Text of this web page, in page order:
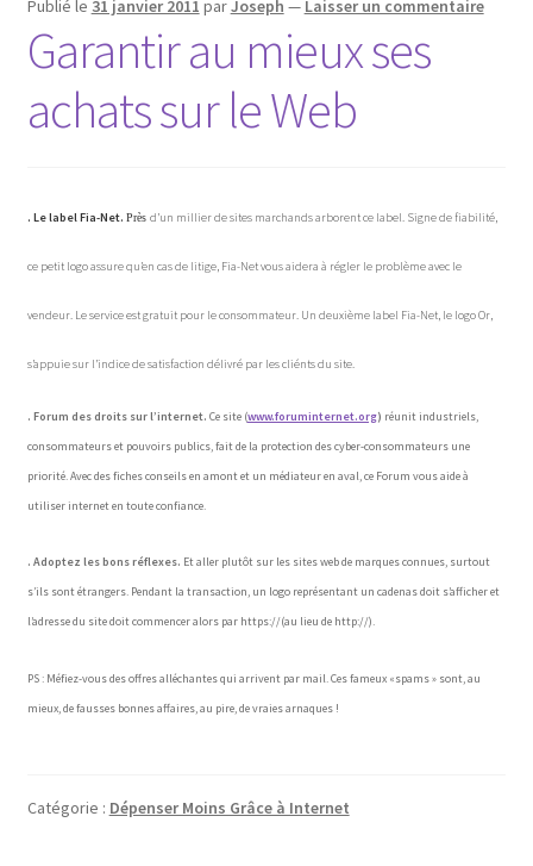
Publié le 31 janvier 2011 parJoseph — Laisser un commentaire
Garantir au mieux ses
achats sur le Web
. Le label Fia-Net. Près d’un millier de sites marchands arborent ce label. Signe de fiabilité,
ce petit logo assure qu’en cas de litige, Fia-Net vous aidera à régler le problème avec le
vendeur. Le service est gratuit pour le consommateur. Un deuxième label Fia-Net, le logo Or,
s’appuie sur l’indice de satisfaction délivré par les cliénts du site.
. Forum des droits sur l’internet. Ce site (www.foruminternet.org) réunit industriels,
consommateurs et pouvoirs publics, fait de la protection des cyber-consommateurs une
priorité. Avec des fiches conseils en amont et un médiateur en aval, ce Forum vous aide à
utiliser internet en toute confiance.
. Adoptez les bons réflexes. Et aller plutôt sur les sites web de marques connues, surtout
s’ils sont étrangers. Pendant la transaction, un logo représentant un cadenas doit s’afficher et
l’adresse du site doit commencer alors par https://(au lieu de http://).
PS : Méfiez-vous des offres alléchantes qui arrivent par mail. Ces fameux «spams » sont, au
mieux, de fausses bonnes affaires, au pire, de vraies arnaques !
Catégorie : Dépenser Moins Grâce à Internet